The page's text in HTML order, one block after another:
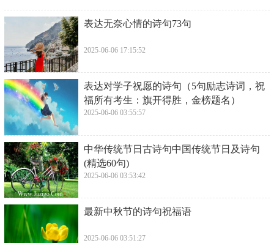
​表达无奈心情的诗句73句
2025-06-06 17:15:52
​表达对学子祝愿的诗句（5句励志诗词，祝
福所有考生：旗开得胜，金榜题名）
2025-06-06 03:55:57
​中华传统节日古诗句中国传统节日及诗句
(精选60句)
2025-06-06 03:53:42
​最新中秋节的诗句祝福语
2025-06-06 03:51:27